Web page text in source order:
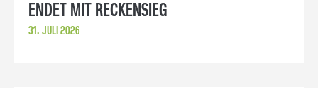
ENDET MIT RECKENSIEG
31. JULI 2026